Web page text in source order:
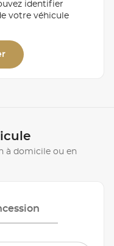
identifier
votre véhicule
à domicile ou en